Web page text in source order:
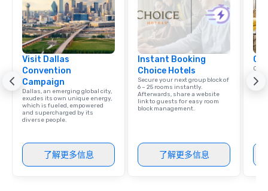
Visit Dallas
Convention
Campaign
Dallas, an emerging global city,
exudes its own unique energy,
which is fueled, empowered
and supercharged by its
diverse people.
了解更多信息
Instant Booking
Choice Hotels
Secure your next group block of
6 – 25 rooms instantly.
Afterwards, share a website
link to guests for easy room
block management.
了解更多信息